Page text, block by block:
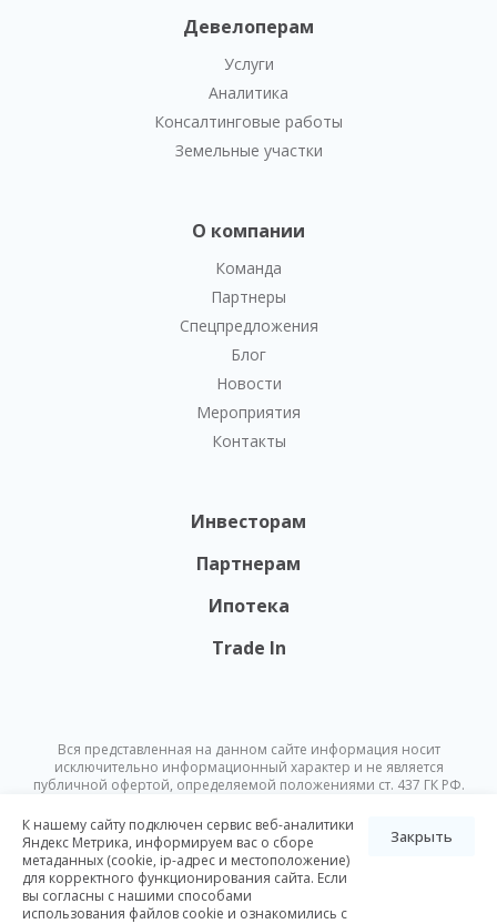
Девелоперам
Услуги
Аналитика
Консалтинговые работы
Земельные участки
О компании
Команда
Партнеры
Спецпредложения
Блог
Новости
Мероприятия
Контакты
Инвесторам
Партнерам
Ипотека
Trade In
Вся представленная на данном сайте информация носит
исключительно информационный характер и не является
публичной офертой, определяемой положениями ст. 437 ГК РФ.
изменена в любое время без предварительного уведомления.
© Nikoliers 2026
Положение об обработке персональных данных
К нашему сайту подключен сервис веб-аналитики
Яндекс Метрика, информируем вас о сборе
метаданных (cookie, ip-адрес и местоположение)
для корректного функционирования сайта. Если
вы согласны с нашими способами
использования файлов cookie и ознакомились с
Закрыть